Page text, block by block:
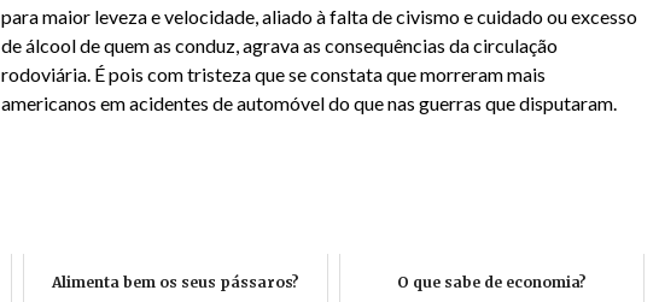
para maior leveza e velocidade, aliado à falta de civismo e cuidado ou excesso
de álcool de quem as conduz, agrava as consequências da circulação
rodoviária. É pois com tristeza que se constata que morreram mais
americanos em acidentes de automóvel do que nas guerras que disputaram.
Alimenta bem os seus pássaros? O que sabe de economia?